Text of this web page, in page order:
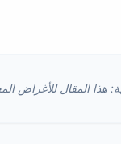
هذا المقال للأغراض